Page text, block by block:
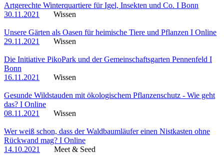
Artgerechte Winterquartiere für Igel, Insekten und Co. I Bonn
30.11.2021
Wissen
Unsere Gärten als Oasen für heimische Tiere und Pflanzen I Online
29.11.2021
Wissen
Die Initiative PikoPark und der Gemeinschaftsgarten Pennenfeld I
Bonn
16.11.2021
Wissen
Gesunde Wildstauden mit ökologischem Pflanzenschutz - Wie geht
das? I Online
08.11.2021
Wissen
Wer weiß schon, dass der Waldbaumläufer einen Nistkasten ohne
Rückwand mag? I Online
14.10.2021
Meet & Seed